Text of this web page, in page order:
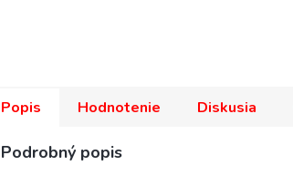
Popis Hodnotenie Diskusia
Podrobný popis